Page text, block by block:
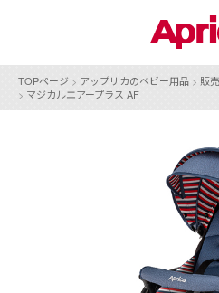
TOPページ > アップリカのベビー用品 > 販
> マジカルエアープラス AF